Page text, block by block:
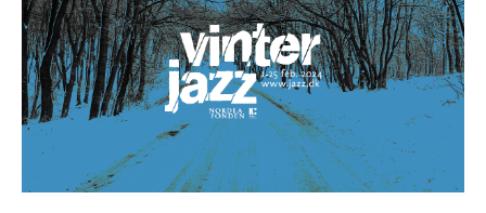
VINTERJAZZ
Temaer
App
LOCATIONS
Venues &
App
INFO
Presse/
Om
Om
Om fonden
Om